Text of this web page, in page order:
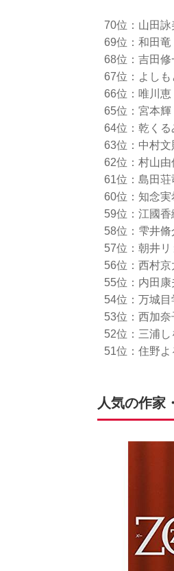
70位：山田詠
69位：和田竜
68位：吉田修
67位：よしも
66位：唯川恵
65位：宮本輝
64位：乾くる
63位：中村文
62位：村山
61位：島田荘
60位：知念
59位：江國香
58位：雫井脩
57位：朝井リ
56位：西村
55位：内田
54位：万城目
53位：西加奈
52位：三浦し
51位：住野よ
人気の作家